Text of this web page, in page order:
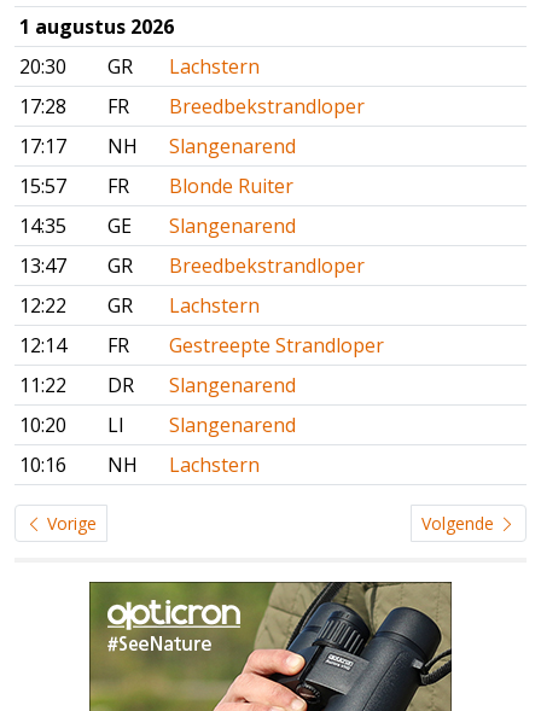
1 augustus 2026
20:30
GR
Lachstern
17:28
FR
Breedbekstrandloper
17:17
NH
Slangenarend
15:57
FR
Blonde Ruiter
14:35
GE
Slangenarend
13:47
GR
Breedbekstrandloper
12:22
GR
Lachstern
12:14
FR
Gestreepte Strandloper
11:22
DR
Slangenarend
10:20
LI
Slangenarend
10:16
NH Lachstern
Vorige Volgende